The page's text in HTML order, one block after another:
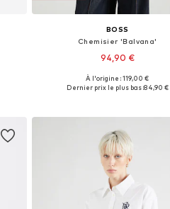
BOSS
Chemisier 'Balvana'
94,90 €
Tailles disponibles: XS, S, M, L
À l'origine : 119,00 €
Dernier prix le plus bas :84,90 €